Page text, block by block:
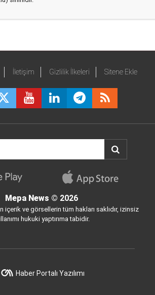
İletişim Gizlilik İlkeleri Sitene Ekle
Mepa News © 2026
içerik ve görsellerin tüm hakları saklıdır, izinsiz
hukuki yaptırıma tabidir.
Haber Portalı Yazılımı